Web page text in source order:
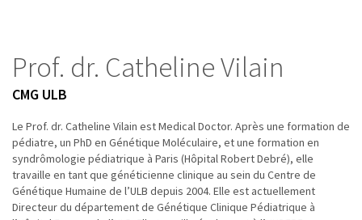
Prof. dr. Catheline Vilain
CMG ULB
Le Prof. dr. Catheline Vilain est Medical Doctor. Après une formation de
pédiatre, un PhD en Génétique Moléculaire, et une formation en
syndrômologie pédiatrique à Paris (Hôpital Robert Debré), elle
travaille en tant que généticienne clinique au sein du Centre de
Génétique Humaine de l’ULB depuis 2004. Elle est actuellement
Directeur du département de Génétique Clinique Pédiatrique à